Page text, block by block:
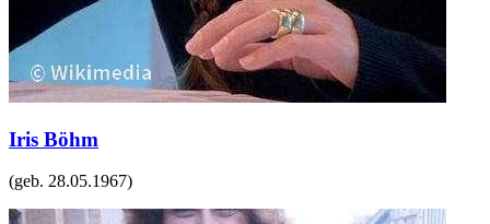
Iris Böhm
(geb. 28.05.1967)